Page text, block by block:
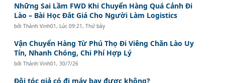
Những Sai Lầm FWD Khi Chuyển Hàng Quá Cảnh Đi
Lào – Bài Học Đắt Giá Cho Người Làm Logistics
bởiThành Vinh01 , Lúc 09:21, Thứ bảy
Vận Chuyển Hàng Từ Phú Thọ Đi Viêng Chăn Lào Uy
Tín, Nhanh Chóng, Chi Phí Hợp Lý
bởiThành Vinh01 ,30/7/26
Đội tóc giả có đi máy bay được không?